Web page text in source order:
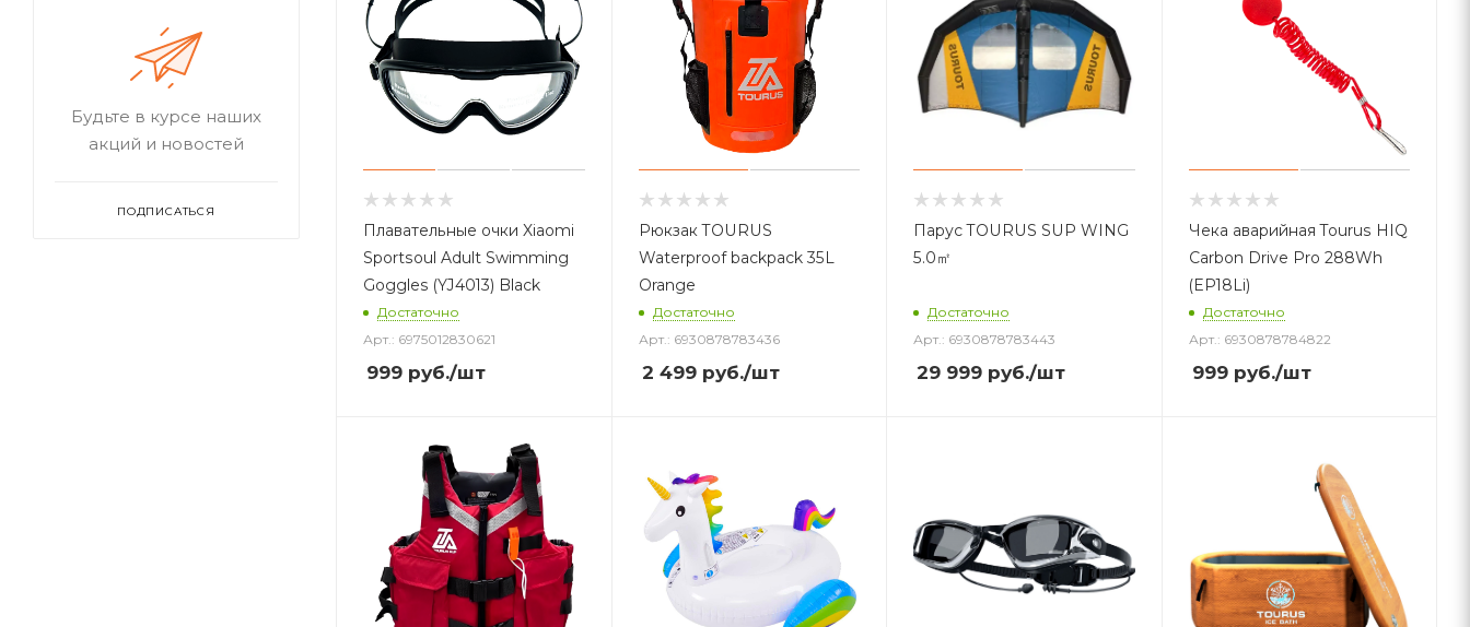
Плавательные очки Xiaomi
Sportsoul Adult Swimming
Goggles (YJ4013) Black
Достаточно
Арт.: 6975012830621
999 руб./шт
Рюкзак TOURUS
Waterproof backpack 35L
Orange
Достаточно
Арт.: 6930878783436
2 499руб./шт
Парус TOURUS SUP WING
5.0㎡
Достаточно
Арт.: 6930878783443
29 999 руб./шт
Чека аварийная Tourus HIQ
Carbon Drive Pro 288Wh
(EP18Li)
Достаточно
Арт.: 6930878784822
999руб./шт
Будьте в курсе наших
акций и новостей
ПОДПИСАТЬСЯ